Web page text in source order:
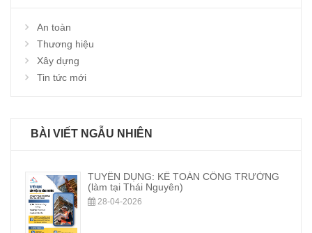
An toàn
Thương hiệu
Xây dựng
Tin tức mới
BÀI VIẾT NGẪU NHIÊN
TUYỂN DỤNG: KẾ TOÁN CÔNG TRƯỜNG
(làm tại Thái Nguyên)
28-04-2026